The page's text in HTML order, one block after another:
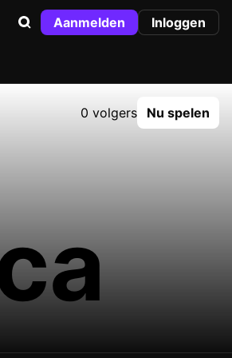
Aanmelden Inloggen
0 volgers Nu spelen